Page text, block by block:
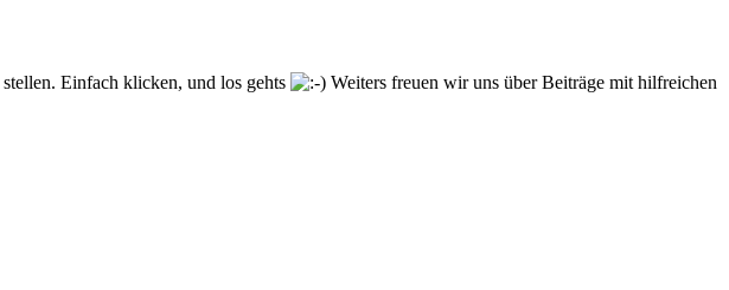
Einfach klicken, und los gehts
Weiters freuen wir uns über Beiträge mit hilfreichen